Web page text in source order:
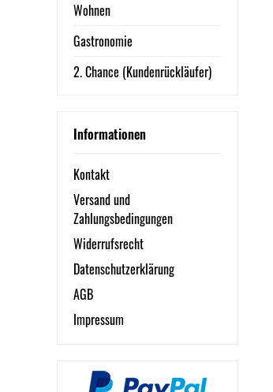
Wohnen
Gastronomie
2. Chance (Kundenrückläufer)
Informationen
Kontakt
Versand und
Zahlungsbedingungen
Widerrufsrecht
Datenschutzerklärung
AGB
Impressum